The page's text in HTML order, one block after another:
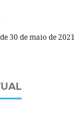
30 de maio de 2021